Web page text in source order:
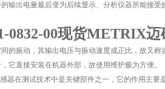
输出电量最后变为后续显示、分析仪器所能接
0832-00现货METRIX
的振动，其输出电压与振动速度成正比，故又
它直接安装在机器外部，故使用维护极为方便。
器在测试技术中是关键部件之一，它的作用主